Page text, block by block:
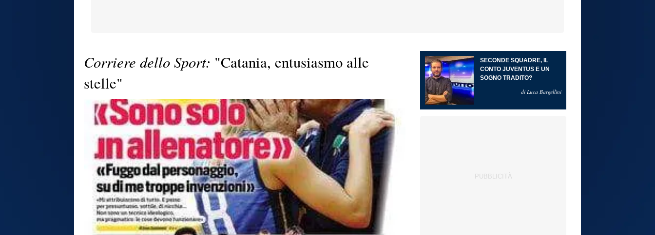
Corriere dello Sport: "Catania, entusiasmo alle
stelle"
SECONDE SQUADRE, IL
CONTO JUVENTUS E UN
SOGNO TRADITO?
di Luca Bargellini